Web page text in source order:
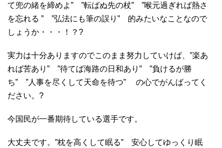
て兜の緒を締めよ” ”転ばぬ先の杖” ”喉元過ぎれば熱さ
を忘れる ” ”弘法にも筆の誤り” 的みたいなことなので
しょうか・・・！？?
実力は十分ありますのでこのまま努力していけば、”楽あ
れば苦あり” ”待てば海路の日和あり” ”負けるが勝
ち” ”人事を尽くして天命を待つ” の心でがんばってく
ださい。?
今国民が一番期待している選手です。
大丈夫です。”枕を高くして眠る” 安心してゆっくり眠